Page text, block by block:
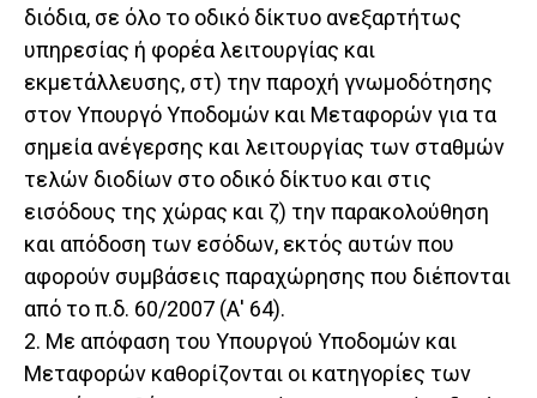
διόδια, σε όλο το οδικό δίκτυο ανεξαρτήτως
υπηρεσίας ή φορέα λειτουργίας και
εκμετάλλευσης, στ) την παροχή γνωμοδότησης
στον Υπουργό Υποδομών και Μεταφορών για τα
σημεία ανέγερσης και λειτουργίας των σταθμών
τελών διοδίων στο οδικό δίκτυο και στις
εισόδους της χώρας και ζ) την παρακολούθηση
και απόδοση των εσόδων, εκτός αυτών που
αφορούν συμβάσεις παραχώρησης που διέπονται
από το π.δ. 60/2007 (Α' 64).
2. Με απόφαση του Υπουργού Υποδομών και
Μεταφορών καθορίζονται οι κατηγορίες των